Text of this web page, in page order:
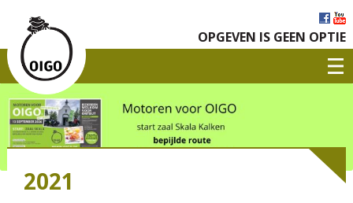
OPGEVEN IS GEEN OPTIE
2021